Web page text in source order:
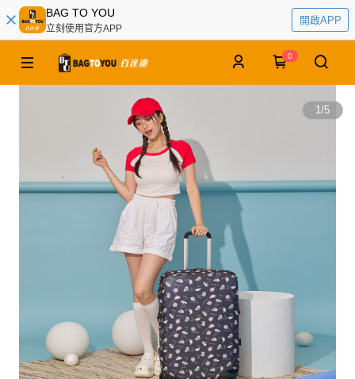
BAG TO YOU
立刻使用官方APP
開啟APP
0
1/5